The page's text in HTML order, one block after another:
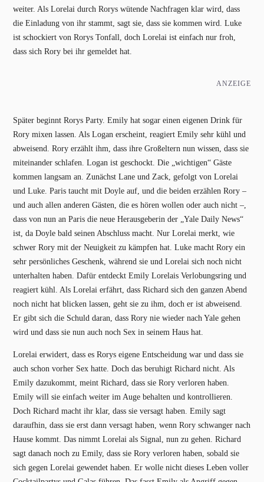
weiter. Als Lorelai durch Rorys wütende Nachfragen klar wird, dass
die Einladung von ihr stammt, sagt sie, dass sie kommen wird. Luke
ist schockiert von Rorys Tonfall, doch Lorelai ist einfach nur froh,
dass sich Rory bei ihr gemeldet hat.
ANZEIGE
Später beginnt Rorys Party. Emily hat sogar einen eigenen Drink für
Rory mixen lassen. Als Logan erscheint, reagiert Emily sehr kühl und
abweisend. Rory erzählt ihm, dass ihre Großeltern nun wissen, dass sie
miteinander schlafen. Logan ist geschockt. Die „wichtigen“ Gäste
kommen langsam an. Zunächst Lane und Zack, gefolgt von Lorelai
und Luke. Paris taucht mit Doyle auf, und die beiden erzählen Rory –
und auch allen anderen Gästen, die es hören wollen oder auch nicht –,
dass von nun an Paris die neue Herausgeberin der „Yale Daily News“
ist, da Doyle bald seinen Abschluss macht. Nur Lorelai merkt, wie
schwer Rory mit der Neuigkeit zu kämpfen hat. Luke macht Rory ein
sehr persönliches Geschenk, während sie und Lorelai sich noch nicht
unterhalten haben. Dafür entdeckt Emily Lorelais Verlobungsring und
reagiert kühl. Als Lorelai erfährt, dass Richard sich den ganzen Abend
noch nicht hat blicken lassen, geht sie zu ihm, doch er ist abweisend.
Er gibt sich die Schuld daran, dass Rory nie wieder nach Yale gehen
wird und dass sie nun auch noch Sex in seinem Haus hat.
Lorelai erwidert, dass es Rorys eigene Entscheidung war und dass sie
auch schon vorher Sex hatte. Doch das beruhigt Richard nicht. Als
Emily dazukommt, meint Richard, dass sie Rory verloren haben.
Emily will sie einfach weiter im Auge behalten und kontrollieren.
Doch Richard macht ihr klar, dass sie versagt haben. Emily sagt
daraufhin, dass sie erst dann versagt haben, wenn Rory schwanger nach
Hause kommt. Das nimmt Lorelai als Signal, nun zu gehen. Richard
sagt danach noch zu Emily, dass sie Rory verloren haben, sobald sie
sich gegen Lorelai gewendet haben. Er wolle nicht dieses Leben voller